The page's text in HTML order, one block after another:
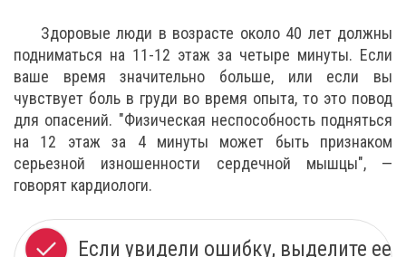
Здоровые люди в возрасте около 40 лет должны
подниматься на 11-12 этаж за четыре минуты. Если
ваше время значительно больше, или если вы
чувствует боль в груди во время опыта, то это повод
для опасений. "Физическая неспособность подняться
на 12 этаж за 4 минуты может быть признаком
серьезной изношенности сердечной мышцы", —
говорят кардиологи.
Если увидели ошибку, выделите ее